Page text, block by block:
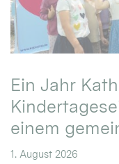
Ein Jahr
einem
1. August 2026